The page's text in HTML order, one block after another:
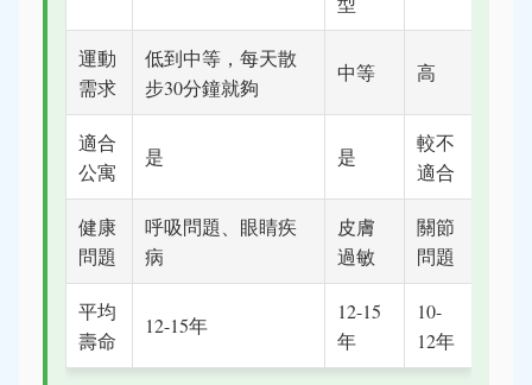
運動
需求
低到中等，每天散
步30分鐘就夠
中等 高
適合
公寓
是 是
較不
適合
健康
問題
呼吸問題、眼睛疾
病
皮膚
過敏
關節
問題
平均
壽命
12-15年
12-15
年
10-
12年